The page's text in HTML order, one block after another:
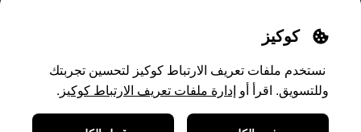
Middle East(Arabic)
كوكيز
نستخدم ملفات تعريف الارتباط كوكيز لتحسين تجربتك
وللتسويق. اقرأ أو إدارة ملفات تعريف الارتباط كوكيز .